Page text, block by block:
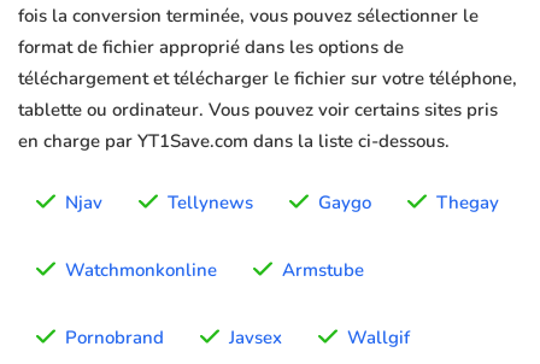
fois la conversion terminée, vous pouvez sélectionner le
format de fichier approprié dans les options de
téléchargement et télécharger le fichier sur votre téléphone,
tablette ou ordinateur. Vous pouvez voir certains sites pris
en charge par YT1Save.com dans la liste ci-dessous.
Njav Tellynews Gaygo Thegay
Watchmonkonline Armstube
Pornobrand Javsex Wallgif